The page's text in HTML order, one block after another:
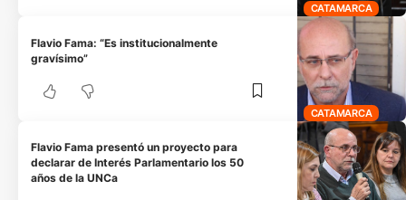
CATAMARCA
CATAMARCA
Flavio Fama: “Es institucionalmente
gravísimo”
Flavio Fama presentó un proyecto para
declarar de Interés Parlamentario los 50
años de la UNCa